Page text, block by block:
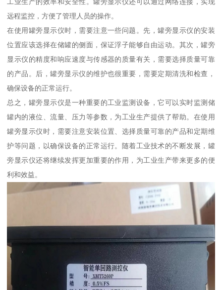
远程监控，方便了管理人员的操作。
在使用罐旁显示仪时，需要注意一些问题。先，罐旁显示仪的安装
位置应该选择在储罐的侧面，保证浮子能够自由运动。其次，罐旁
显示仪的精度和响应速度与传感器的质量有关，需要选择质量可靠
的产品。后，罐旁显示仪的维护也很重要，需要定期清洗和检查，
确保设备的正常运行。
总之，罐旁显示仪是一种重要的工业监测设备，它可以实时监测储
罐内的液位、流量、压力等参数，为工业生产提供了帮助。在使用
罐旁显示仪时，需要注意安装位置、选择质量可靠的产品和定期维
护等问题，以确保设备的正常运行。随着工业技术的不断发展，罐
旁显示仪还将继续发挥更加重要的作用，为工业生产带来更多的便
利和效益。